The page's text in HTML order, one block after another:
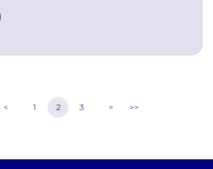
< 1 2 3 > >>